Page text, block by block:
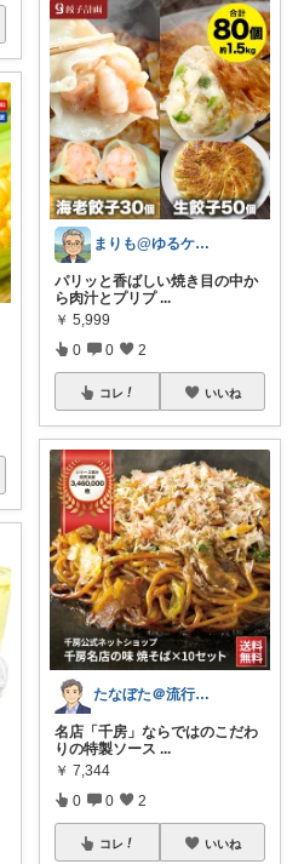
まりも@ゆるケア生活
パリッと香ばしい焼き目の中か
ら肉汁とプリプ ...
￥ 5,999
0 0 2
コレ いいね
たなぼた＠流行りモノ好きオヤジ
名店「千房」ならではのこだわ
りの特製ソース ...
￥ 7,344
0 0 2
コレ いいね